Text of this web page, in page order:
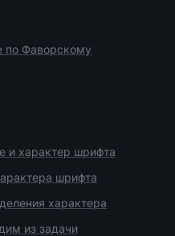
по Фаворскому
и характер шрифта
шрифта
характера
из задачи